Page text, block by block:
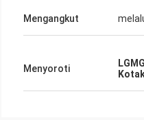
akan memesan lagi. Terima
semua bantuan Anda.
Mengangkut
Menyoroti